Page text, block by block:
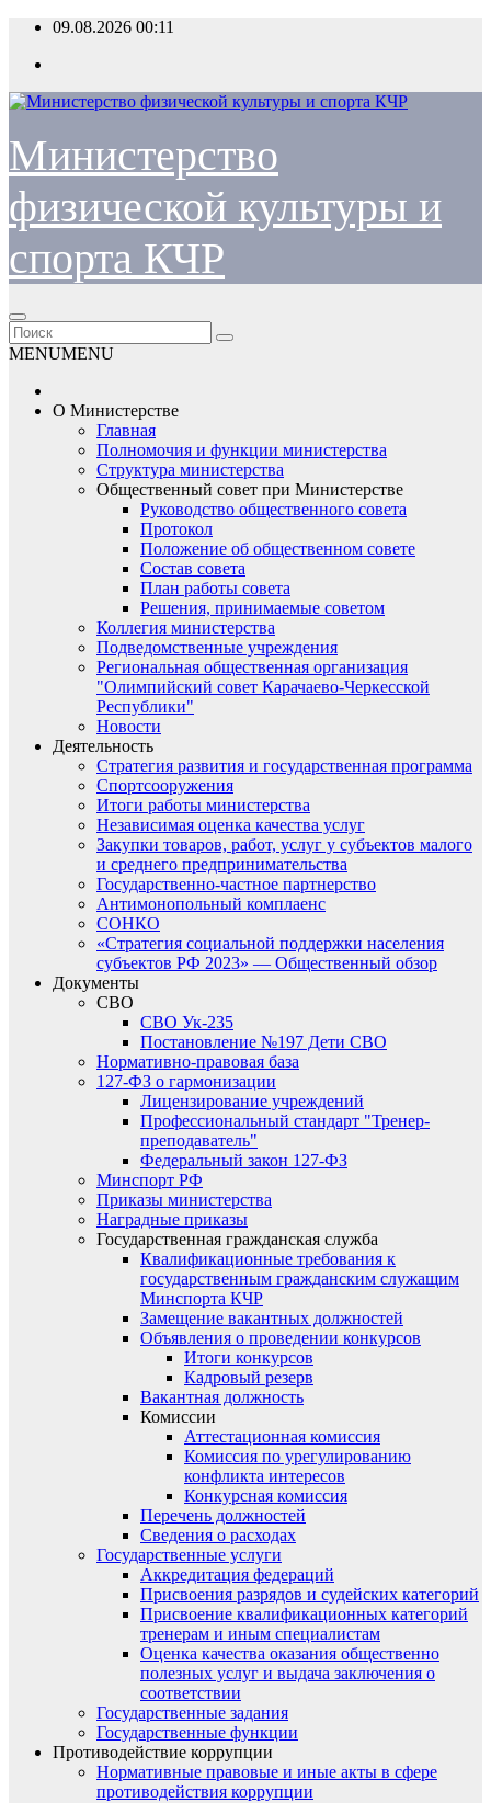
Перейти
содержимому
09.08.2026 00:11
Министерство
физической культуры и
спорта КЧР
MENUMENU
О Министерстве
Главная
Полномочия и функции министерства
Структура министерства
Общественный совет при Министерстве
Руководство общественного совета
Протокол
Положение об общественном совете
Состав совета
План работы совета
Решения, принимаемые советом
Коллегия министерства
Подведомственные учреждения
Региональная общественная организация
"Олимпийский совет Карачаево-Черкесской
Республики"
Новости
Деятельность
Стратегия развития и государственная программа
Спортсооружения
Итоги работы министерства
Независимая оценка качества услуг
Закупки товаров, работ, услуг у субъектов малого
и среднего предпринимательства
Государственно-частное партнерство
Антимонопольный комплаенс
СОНКО
«Стратегия социальной поддержки населения
субъектов РФ 2023» — Общественный обзор
Документы
СВО
СВО Ук-235
Постановление №197 Дети СВО
Нормативно-правовая база
127-ФЗ о гармонизации
Лицензирование учреждений
Профессиональный стандарт "Тренер-
преподаватель"
Федеральный закон 127-ФЗ
Минспорт РФ
Приказы министерства
Наградные приказы
Государственная гражданская служба
Квалификационные требования к
государственным гражданским служащим
Минспорта КЧР
Замещение вакантных должностей
Объявления о проведении конкурсов
Итоги конкурсов
Кадровый резерв
Вакантная должность
Комиссии
Аттестационная комиссия
Комиссия по урегулированию
конфликта интересов
Конкурсная комиссия
Перечень должностей
Сведения о расходах
Государственные услуги
Аккредитация федераций
Присвоения разрядов и судейских категорий
Присвоение квалификационных категорий
тренерам и иным специалистам
Оценка качества оказания общественно
полезных услуг и выдача заключения о
соответствии
Государственные задания
Государственные функции
Противодействие коррупции
Нормативные правовые и иные акты в сфере
противодействия коррупции